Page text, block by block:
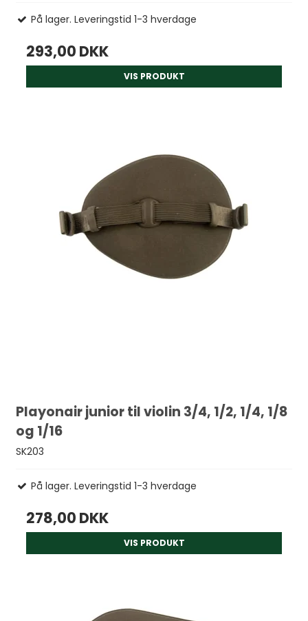
På lager. Leveringstid 1-3 hverdage
293,00 DKK
VIS PRODUKT
Playonair junior til violin 3/4, 1/2, 1/4, 1/8
og 1/16
SK203
På lager. Leveringstid 1-3 hverdage
278,00 DKK
VIS PRODUKT